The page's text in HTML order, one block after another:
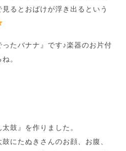
るとおばけが浮き出るという
たバナナ』です♪楽器のお片付
。
鼓』を作りました。
にたぬきさんのお顔、お腹、